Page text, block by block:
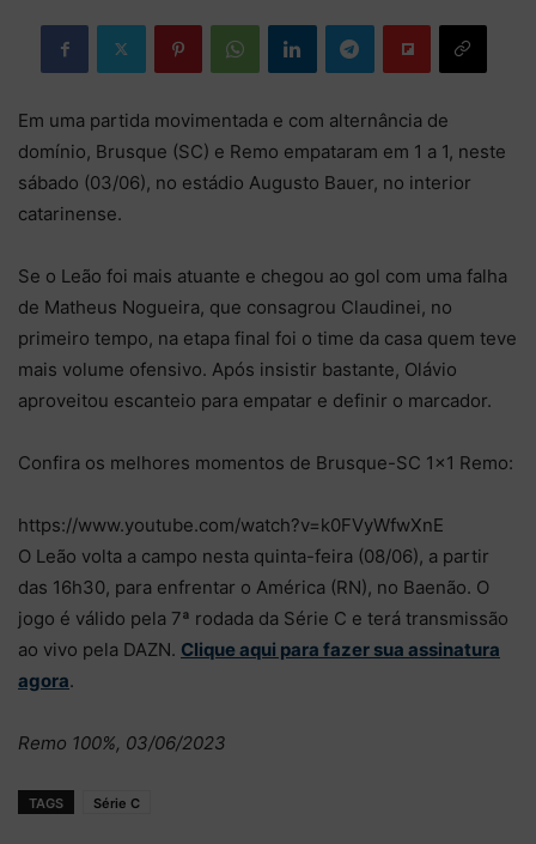
Em uma partida movimentada e com alternância de
domínio, Brusque (SC) e Remo empataram em 1 a 1, neste
sábado (03/06), no estádio Augusto Bauer, no interior
catarinense.
Se o Leão foi mais atuante e chegou ao gol com uma falha
de Matheus Nogueira, que consagrou Claudinei, no
primeiro tempo, na etapa final foi o time da casa quem teve
mais volume ofensivo. Após insistir bastante, Olávio
aproveitou escanteio para empatar e definir o marcador.
Confira os melhores momentos de Brusque-SC 1×1 Remo:
https://www.youtube.com/watch?v=k0FVyWfwXnE
O Leão volta a campo nesta quinta-feira (08/06), a partir
das 16h30, para enfrentar o América (RN), no Baenão. O
jogo é válido pela 7ª rodada da Série C e terá transmissão
ao vivo pela DAZN. Clique aqui para fazer sua assinatura
agora.
Remo 100%, 03/06/2023
TAGS Série C